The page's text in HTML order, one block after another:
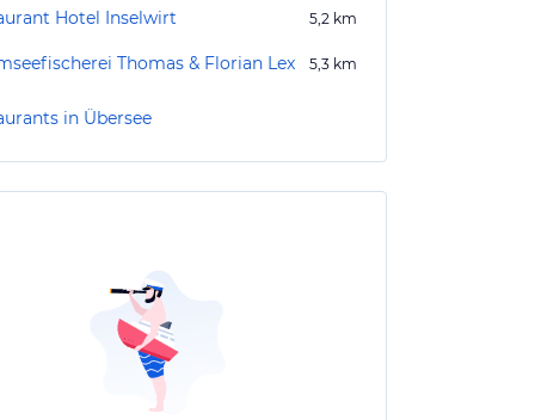
Hotel Inselwirt 5,2 km
Thomas & Florian Lex 5,3 km
in Übersee